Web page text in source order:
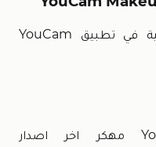
فيما يلي بعض الميزات الرئيسية في تطبيق YouCam
يتيح YouCam Makeup مهكر اخر اصدار